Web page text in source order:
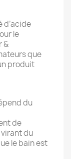
d’acide
le
&
que
produit
du
de
du
le bain est